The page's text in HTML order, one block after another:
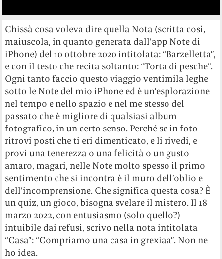
Chissà cosa voleva dire quella Nota (scritta così,
maiuscola, in quanto generata dall’app Note di
iPhone) del 10 ottobre 2020 intitolata: “Barzelletta”,
e con il testo che recita soltanto: “Torta di pesche”.
Ogni tanto faccio questo viaggio ventimila leghe
sotto le Note del mio iPhone ed è un’esplorazione
nel tempo e nello spazio e nel me stesso del
passato che è migliore di qualsiasi album
fotografico, in un certo senso. Perché se in foto
ritrovi posti che ti eri dimenticato, e li rivedi, e
provi una tenerezza o una felicità o un gusto
amaro, magari, nelle Note molto spesso il primo
sentimento che si incontra è il muro dell’oblio e
dell’incomprensione. Che significa questa cosa? È
un quiz, un gioco, bisogna svelare il mistero. Il 18
marzo 2022, con entusiasmo (solo quello?)
intuibile dai refusi, scrivo nella nota intitolata
“Casa”: “Compriamo una casa in grexiaa”. Non ne
ho idea.